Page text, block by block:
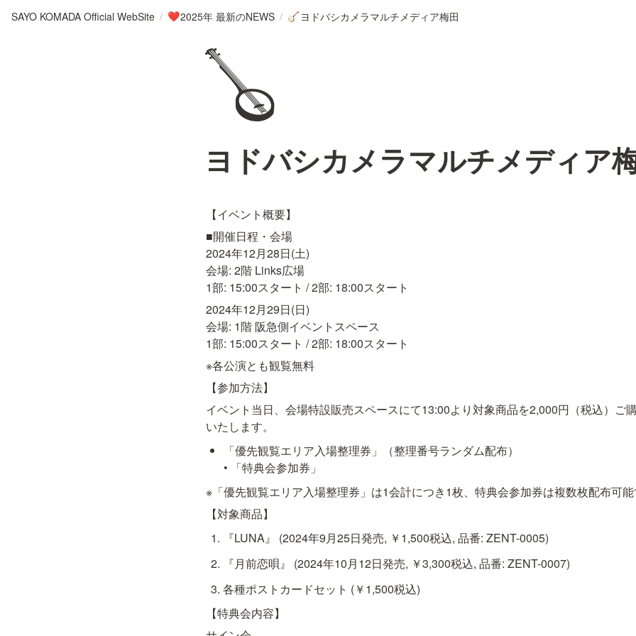
SAYO KOMADA Official WebSite / ❤️2025年 最新のNEWS / 🪕ヨドバシカメラマルチメディア梅田
🪕
ヨドバシカメラマルチメディア
【イベント概要】
■開催日程・会場
2024年12月28日(土)
会場: 2階 Links広場
1部: 15:00スタート / 2部: 18:00スタート
2024年12月29日(日)
会場: 1階 阪急側イベントスペース
1部: 15:00スタート / 2部: 18:00スタート
※各公演とも観覧無料
【参加方法】
イベント当日、会場特設販売スペースにて13:00より対象商品を2,000円（税込）ご
いたします。
「優先観覧エリア入場整理券」（整理番号ランダム配布）
• 「特典会参加券」
※「優先観覧エリア入場整理券」は1会計につき1枚、特典会参加券は複数枚配布可
【対象商品】
『LUNA』 (2024年9月25日発売, ￥1,500税込, 品番: ZENT-0005)
『月前恋唄』 (2024年10月12日発売, ￥3,300税込, 品番: ZENT-0007)
各種ポストカードセット (￥1,500税込)
【特典会内容】